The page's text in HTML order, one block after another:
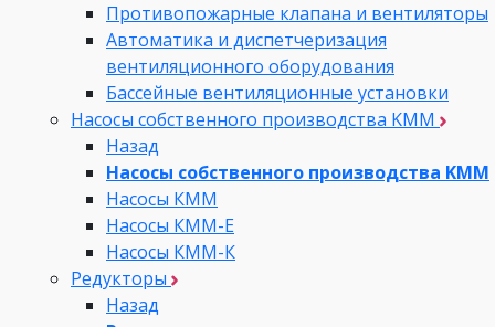
Противопожарные клапана и вентиляторы
Автоматика и диспетчеризация
вентиляционного оборудования
Бассейные вентиляционные установки
Насосы собственного производства KMM
Назад
Насосы собственного производства KMM
Насосы КММ
Насосы КММ-Е
Насосы КММ-К
Редукторы
Назад